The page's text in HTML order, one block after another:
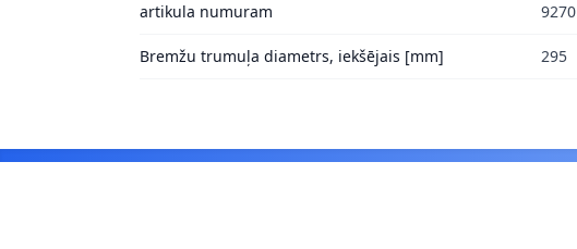
artikula numuram 9270
Bremžu trumuļa diametrs, iekšējais [mm] 295